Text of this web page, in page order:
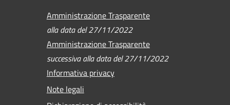
Amministrazione Trasparente
alla data del 27/11/2022
Amministrazione Trasparente
successiva alla data del 27/11/2022
Informativa privacy
Note legali